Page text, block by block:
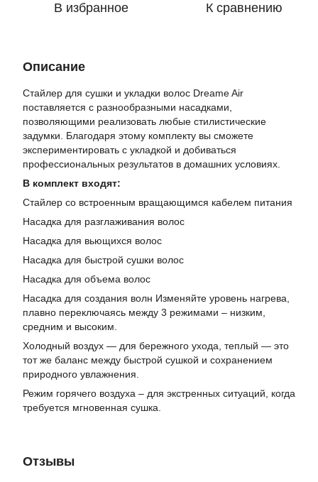
В избранное К сравнению
Описание
Стайлер для сушки и укладки волос Dreame Air
поставляется с разнообразными насадками,
позволяющими реализовать любые стилистические
задумки. Благодаря этому комплекту вы сможете
экспериментировать с укладкой и добиваться
профессиональных результатов в домашних условиях.
В комплект входят:
Стайлер со встроенным вращающимся кабелем питания
Насадка для разглаживания волос
Насадка для вьющихся волос
Насадка для быстрой сушки волос
Насадка для объема волос
Насадка для создания волн Изменяйте уровень нагрева,
плавно переключаясь между 3 режимами – низким,
средним и высоким.
Холодный воздух — для бережного ухода, теплый — это
тот же баланс между быстрой сушкой и сохранением
природного увлажнения.
Режим горячего воздуха – для экстренных ситуаций, когда
требуется мгновенная сушка.
Отзывы